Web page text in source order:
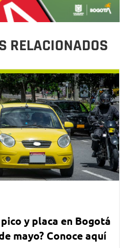
RELACIONADOS
y placa en Bogotá
mayo? Conoce aquí